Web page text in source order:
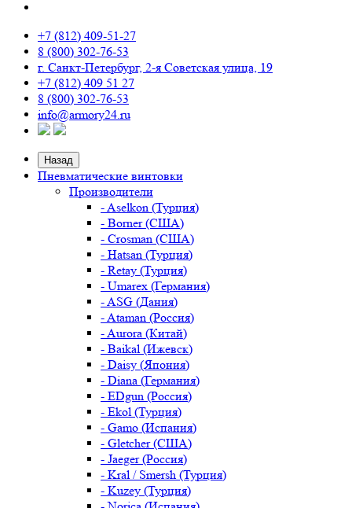
+7 (812) 409-51-27
8 (800) 302-76-53
г. Санкт-Петербург, 2-я Советская улица, 19
+7 (812) 409 51 27
8 (800) 302-76-53
info@armory24.ru
Назад
Пневматические винтовки
Производители
- Aselkon (Турция)
- Borner (США)
- Crosman (США)
- Hatsan (Турция)
- Retay (Турция)
- Umarex (Германия)
- ASG (Дания)
- Ataman (Россия)
- Aurora (Китай)
- Baikal (Ижевск)
- Daisy (Япония)
- Diana (Германия)
- EDgun (Россия)
- Ekol (Турция)
- Gamo (Испания)
- Gletcher (США)
- Jaeger (Россия)
- Kral / Smersh (Турция)
- Kuzey (Турция)